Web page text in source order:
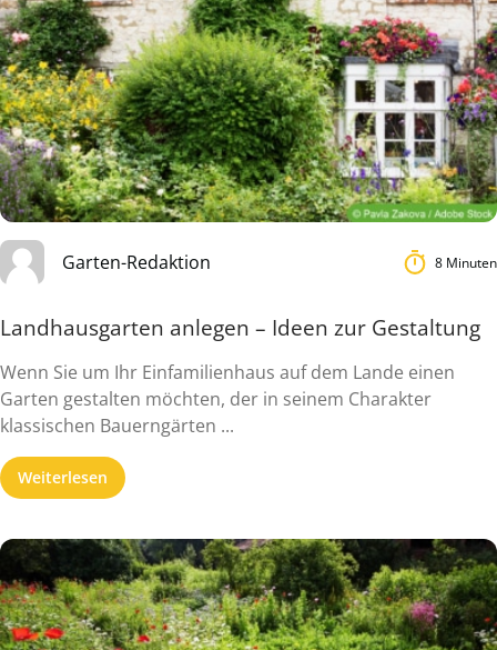
Garten-Redaktion 8 Minuten
Landhausgarten anlegen – Ideen zur Gestaltung
Wenn Sie um Ihr Einfamilienhaus auf dem Lande einen
Garten gestalten möchten, der in seinem Charakter
klassischen Bauerngärten ...
Weiterlesen